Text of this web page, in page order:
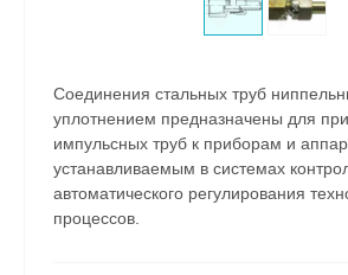
Соединения стальных труб
уплотнением предназначены для
импульсных труб к приборам и
устанавливаемым в системах
автоматического регулирования
процессов.